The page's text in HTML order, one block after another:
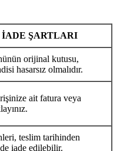
İADE ŞARTLARI
orijinal kutusu,
hasarsız olmalıdır.
ait fatura veya
teslim tarihinden
iade edilebilir.